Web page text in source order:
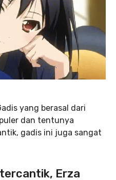
yang berasal dari
dan tentunya
gadis ini juga sangat
Erza